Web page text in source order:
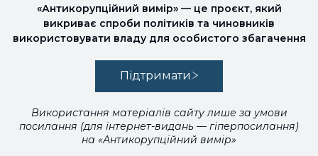
«Антикорупційний вимір» — це проєкт, який
викриває спроби політиків та чиновників
використовувати владу для особистого збагачення
Підтримати
Використання матеріалів сайту лише за умови
посилання (для інтернет-видань — гіперпосилання)
на «Антикорупційний вимір»